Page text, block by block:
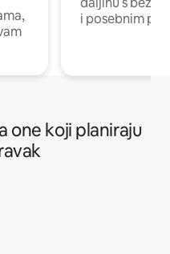
i posebnim
one koji planiraju